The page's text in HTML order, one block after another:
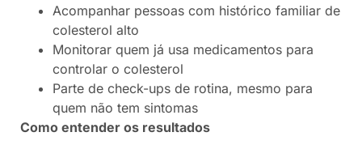
Acompanhar pessoas com histórico familiar de
colesterol alto
Monitorar quem já usa medicamentos para
controlar o colesterol
Parte de check-ups de rotina, mesmo para
quem não tem sintomas
Como entender os resultados